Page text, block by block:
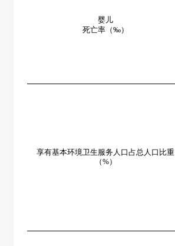
婴儿
死亡率（‰）
享有基本环境卫生服务人口占总人口比重
（%）